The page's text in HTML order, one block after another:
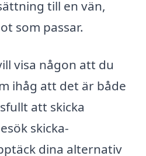
till en vän,
som passar.
visa någon att du
ihåg att det är både
att skicka
skicka-
dina alternativ